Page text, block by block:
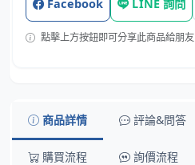
Facebook LINE 詢問
點擊上方按鈕即可分享此商品給朋友
商品詳情 評論&問答
購買流程 詢價流程